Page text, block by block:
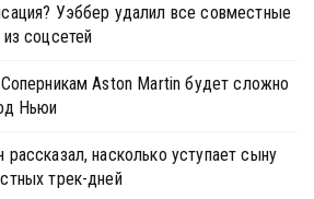
Уэббер удалил все совместные
соцсетей
Aston Martin будет сложно
Ньюи
насколько уступает сыну
трек-дней